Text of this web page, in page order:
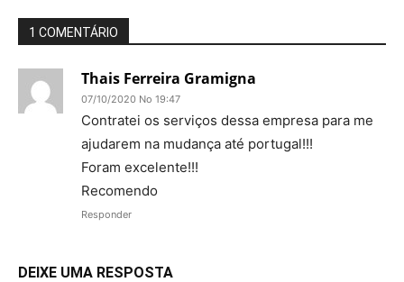
1 COMENTÁRIO
Thais Ferreira Gramigna
07/10/2020 No 19:47
Contratei os serviços dessa empresa para me
ajudarem na mudança até portugal!!!
Foram excelente!!!
Recomendo
Responder
DEIXE UMA RESPOSTA